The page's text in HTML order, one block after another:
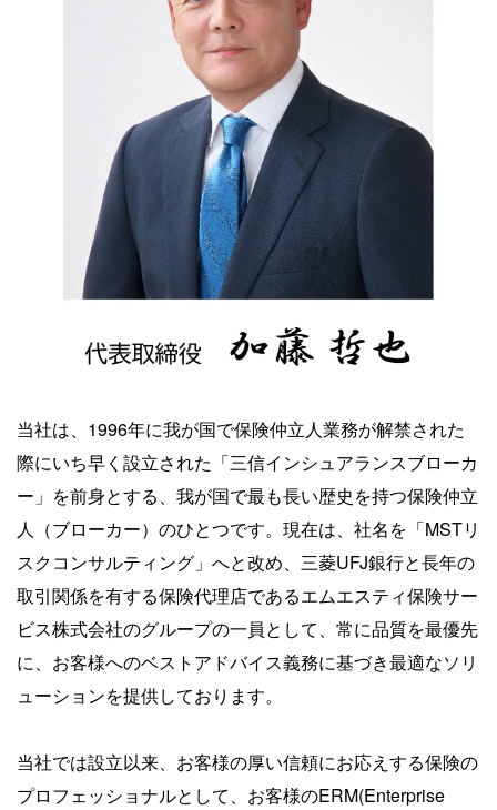
当社は、1996年に我が国で保険仲立人業務が解禁された
際にいち早く設立された「三信インシュアランスブローカ
ー」を前身とする、我が国で最も長い歴史を持つ保険仲立
人（ブローカー）のひとつです。現在は、社名を「MSTリ
スクコンサルティング」へと改め、三菱UFJ銀行と長年の
取引関係を有する保険代理店であるエムエスティ保険サー
ビス株式会社のグループの一員として、常に品質を最優先
に、お客様へのベストアドバイス義務に基づき最適なソリ
ューションを提供しております。
当社では設立以来、お客様の厚い信頼にお応えする保険の
プロフェッショナルとして、お客様のERM(Enterprise